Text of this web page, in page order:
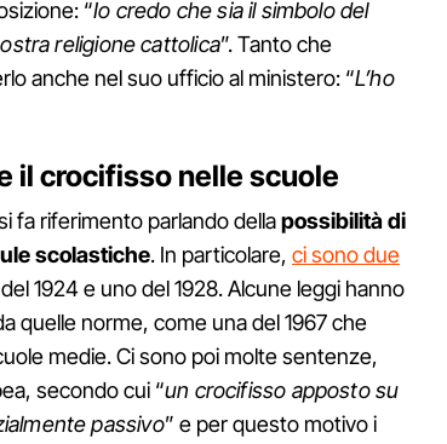
“Io credo che sia il simbolo del
religione cattolica”. Tanto che
anche nel suo ufficio al ministero: “L’ho
il crocifisso nelle scuole
fa riferimento parlando dellapossibilità di
scolastiche. In particolare, ci sono due
1924 e uno del 1928. Alcune leggi hanno
quelle norme, come una del 1967 che
medie. Ci sono poi molte sentenze,
secondo cui “un crocifisso apposto su
passivo” e per questo motivo i